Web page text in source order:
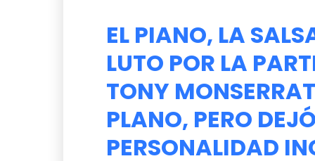
EL PIANO, LA
LUTO POR LA
TONY
PLANO, PERO
PERSONALIDAD